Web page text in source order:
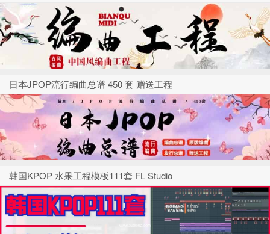
日本JPOP流行编曲总谱 450 套 赠送工程
韩国KPOP 水果工程模板111套 FL Studio